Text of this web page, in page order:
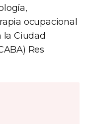
ocupacional
la Ciudad
Res